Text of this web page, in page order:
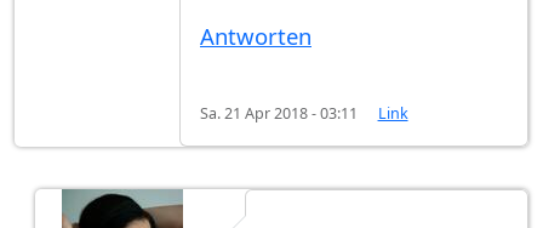
Antworten
Sa. 21 Apr 2018 - 03:11 Link